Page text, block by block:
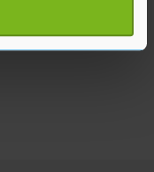
worden
wijzigen of